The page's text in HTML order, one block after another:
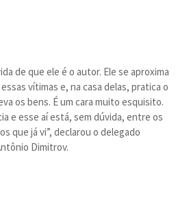
de que ele é o autor. Ele se aproxima
vítimas e, na casa delas, pratica o
os bens. É um cara muito esquisito.
e esse aí está, sem dúvida, entre os
que já vi”, declarou o delegado
Dimitrov.